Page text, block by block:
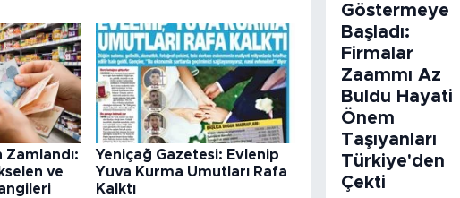
Zamlandı:
ve
Yeniçağ Gazetesi: Evlenip
Yuva Kurma Umutları Rafa
Kalktı
Göstermeye
Başladı:
Firmalar
Zaammı Az
Buldu Hayati
Önem
Taşıyanları
Türkiye'den
Çekti